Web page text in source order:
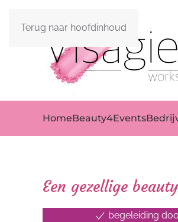
Terug naar hoofdinhoud
HomeBeauty4Events
Een gezellige
begeleiding